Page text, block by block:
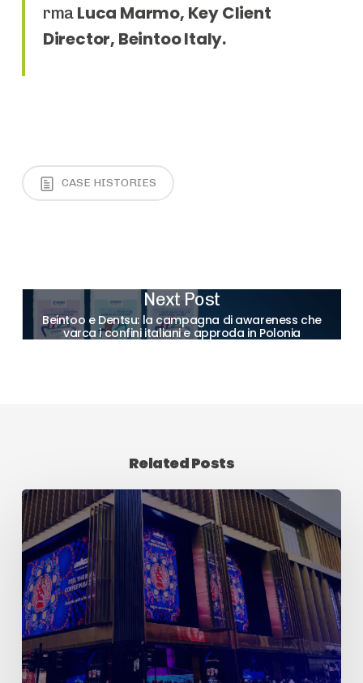
rma Luca Marmo, Key Client
Director, Beintoo Italy.
CASE HISTORIES
Next Post
Beintoo e Dentsu: la campagna di awareness che
varca i confini italiani e approda in Polonia
Related Posts